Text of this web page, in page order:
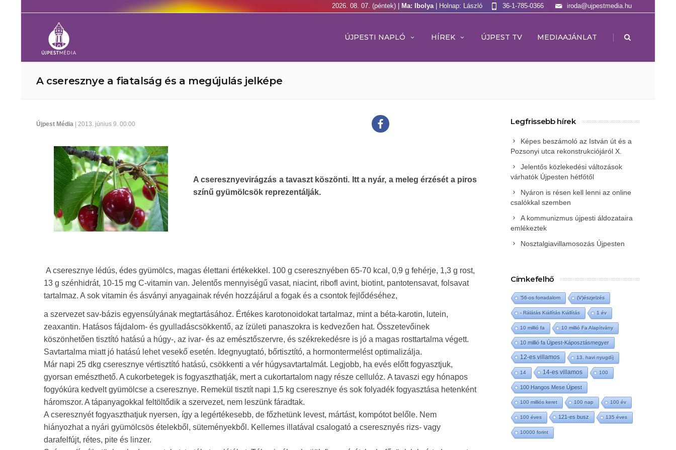
2026. 08. 07. (péntek) | Ma: Ibolya | Holnap: László iroda@ujpestmedia.hu
36-1-785-0366
ÚJPESTI NAPLÓ HÍREK ÚJPEST TV MEDIAAJÁNLAT |
A cseresznye a fiatalság és a megújulás jelképe
Újpest Média | 2013. június 9. 00:00
A cseresznyevirágzás a tavaszt köszönti. Itt a nyár, a meleg érzését a piros
színű gyümölcsök reprezentálják.
A cseresznye lédús, édes gyümölcs, magas élettani értékekkel. 100 g cseresznyében 65-70 kcal, 0,9 g fehérje, 1,3 g rost,
13 g szénhidrát, 10-15 mg C-vitamin van. Jelentős mennyiségű vasat, niacint, ribofl avint, biotint, pantotensavat, folsavat
tartalmaz. A sok vitamin és ásványi anyagainak révén hozzájárul a fogak és a csontok fejlődéséhez,
a szervezet sav-bázis egyensúlyának megtartásához. Értékes karotonoidokat tartalmaz, mint a béta-karotin, lutein,
zeaxantin. Hatásos fájdalom- és gyulladáscsökkentő, az ízületi panaszokra is kedvezően hat. Összetevőinek
köszönhetően tisztító hatású a húgy-, az ivar- és az emésztőszervre, és székrekedésre is jó a magas rosttartalma végett.
Savtartalma miatt jó hatású lehet vesekő esetén. Idegnyugtató, bőrtisztító, a hormontermelést optimalizálja.
Már napi 25 dkg cseresznye vértisztító hatású, csökkenti a vér húgysavtartalmát. Legjobb, ha evés előtt fogyasztjuk,
gyorsan emészthető. A cukorbetegek is fogyaszthatják, mert a cukortartalom nagy része cellulóz. A tavaszi egy hónapos
fogyókúra kedvelt gyümölcse a cseresznye. Remekül tisztít napi 1,5 kg cseresznye és sok folyadék fogyasztása hetenként
háromszor. A tápanyagokkal feltöltődik a szervezet, nem leszünk fáradtak.
A cseresznyét fogyaszthatjuk nyersen, így a legértékesebb, de főzhetünk levest, mártást, kompótot belőle. Nem
hiányozhat a nyári gyümölcsös ételekből, süteményekből. Kellemes illatával csalogató a cseresznyés rizs- vagy
darafelfújt, rétes, pite és linzer.
Legfrissebb hírek
Képes beszámoló az István út és a
Pozsonyi utca rekonstrukciójáról X.
Jelentős közlekedési változások
várhatók Újpesten hétfőtől
Nyáron is résen kell lenni az online
csalókkal szemben
A kommunizmus újpesti áldozataira
emlékeztek
Nosztalgiavillamosozás Újpesten
Címkefelhő
'56-os forradalom (V)észjelzés
- Rálátás Kiállítás Kiállítás 1 év
10 millió fa 10 millió Fa Alapítvány
10 millió fa Újpest-Káposztásmegyer
12-es villamos 13. havi nyugdíj
14 14-es villamos 100
100 Hangos Mese Újpest
100 milliós keret 100 nap 100 év
100 éves 121-es busz 135 éves
10000 forint